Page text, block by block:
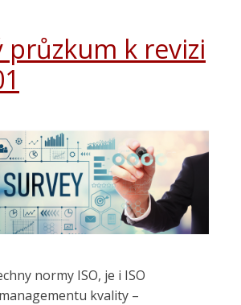
průzkum k revizi
normy ISO, je i ISO
kvality –